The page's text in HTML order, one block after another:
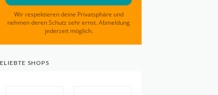
Wir respektieren deine Privatsphäre und
nehmen deren Schutz sehr ernst. Abmeldung
jederzeit möglich.
SHOPS